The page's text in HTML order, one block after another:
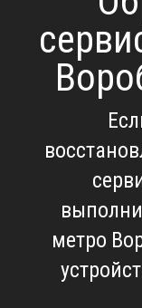
метро